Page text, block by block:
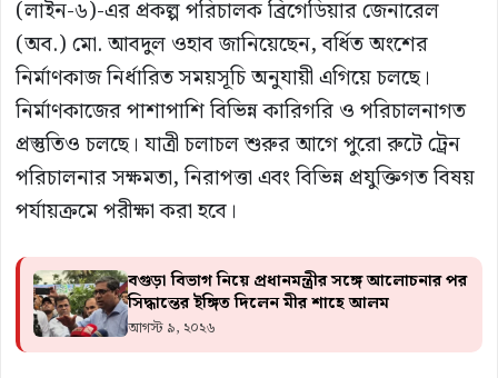
(লাইন-৬)-এর প্রকল্প পরিচালক ব্রিগেডিয়ার জেনারেল
(অব.) মো. আবদুল ওহাব জানিয়েছেন, বর্ধিত অংশের
নির্মাণকাজ নির্ধারিত সময়সূচি অনুযায়ী এগিয়ে চলছে।
নির্মাণকাজের পাশাপাশি বিভিন্ন কারিগরি ও পরিচালনাগত
প্রস্তুতিও চলছে। যাত্রী চলাচল শুরুর আগে পুরো রুটে ট্রেন
পরিচালনার সক্ষমতা, নিরাপত্তা এবং বিভিন্ন প্রযুক্তিগত বিষয়
পর্যায়ক্রমে পরীক্ষা করা হবে।
বগুড়া বিভাগ নিয়ে প্রধানমন্ত্রীর সঙ্গে আলোচনার পর
সিদ্ধান্তের ইঙ্গিত দিলেন মীর শাহে আলম
আগস্ট ৯, ২০২৬